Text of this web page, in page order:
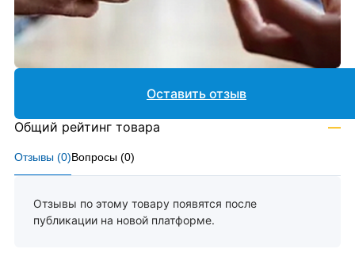
Отзывы (0)Вопросы (0)
Отзывы по этому товару появятся после
публикации на новой платформе.
Оставить отзыв
Общий рейтинг товара —